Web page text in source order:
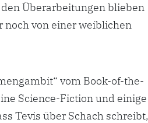
Überarbeitungen blieben
noch von einer weiblichen
vom Book-of-the-
Science-Fiction und einige
Tevis über Schach schreibt,